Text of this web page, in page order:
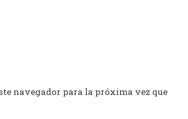
navegador para la próxima vez que